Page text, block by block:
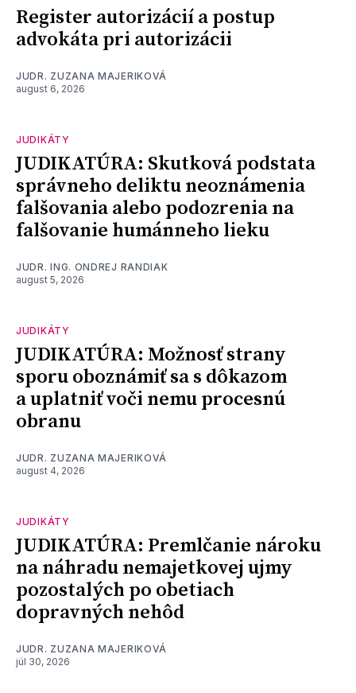
Register autorizácií a postup
advokáta pri autorizácii
JUDR. ZUZANA MAJERIKOVÁ
august 6, 2026
JUDIKÁTY
JUDIKATÚRA: Skutková podstata
správneho deliktu neoznámenia
falšovania alebo podozrenia na
falšovanie humánneho lieku
JUDR. ING. ONDREJ RANDIAK
august 5, 2026
JUDIKÁTY
JUDIKATÚRA: Možnosť strany
sporu oboznámiť sa s dôkazom
a uplatniť voči nemu procesnú
obranu
JUDR. ZUZANA MAJERIKOVÁ
august 4, 2026
JUDIKÁTY
JUDIKATÚRA: Premlčanie nároku
na náhradu nemajetkovej ujmy
pozostalých po obetiach
dopravných nehôd
JUDR. ZUZANA MAJERIKOVÁ
júl 30, 2026